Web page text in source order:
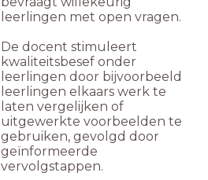
leerlingen met open vragen.
De docent stimuleert
kwaliteitsbesef onder
leerlingen door bijvoorbeeld
leerlingen elkaars werk te
laten vergelijken of
uitgewerkte voorbeelden te
gebruiken, gevolgd door
geïnformeerde
vervolgstappen.